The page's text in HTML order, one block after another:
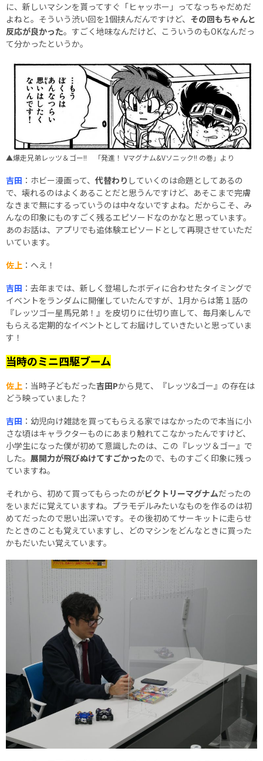
に、新しいマシンを貰ってすぐ「ヒャッホー」ってなっちゃだめだ
よねと。そういう渋い回を1個挟んだんですけど、 その回もちゃんと
反応が良かった。すごく地味なんだけど、こういうのもOKなんだっ
て分かったというか。
▲爆走兄弟レッツ＆ゴー!! 「発進！ Vマグナム&Vソニック!! の巻」より
吉田 ：ホビー漫画って、 代替わり していくのは命題としてあるの
で、壊れるのはよくあることだと思うんですけど、あそこまで完膚
なきまで無にするっていうのは中々ないですよね。だからこそ、み
んなの印象にものすごく残るエピソードなのかなと思っています。
あのお話は、アプリでも追体験エピソードとして再現させていただ
いています。
佐上 ：へえ！
吉田 ：去年までは、新しく登場したボディに合わせたタイミングで
イベントをランダムに開催していたんですが、1月からは第１話の
『レッツゴー星馬兄弟！』を皮切りに仕切り直して、毎月楽しんで
もらえる定期的なイベントとしてお届けしていきたいと思っていま
す！
当時のミニ四駆ブーム
佐上 ：当時子どもだった吉田Pから見て、『レッツ&ゴー』の存在は
どう映っていました？
吉田 ：幼児向け雑誌を買ってもらえる家ではなかったので本当に小
さな頃はキャラクターものにあまり触れてこなかったんですけど、
小学生になった僕が初めて意識したのは、この『レッツ＆ゴー』で
した。 展開力が飛びぬけてすごかったので、ものすごく印象に残っ
ていますね。
それから、初めて買ってもらったのがビクトリーマグナムだったの
をいまだに覚えていますね。プラモデルみたいなものを作るのは初
めてだったので思い出深いです。その後初めてサーキットに走らせ
たときのことも覚えていますし、どのマシンをどんなときに買った
かもだいたい覚えています。